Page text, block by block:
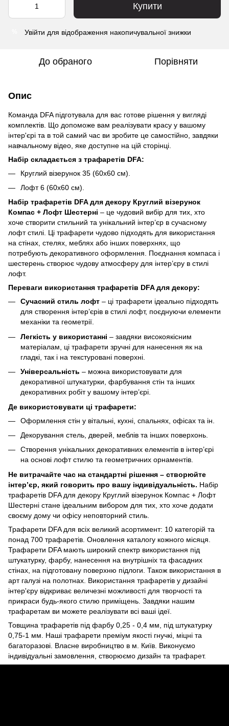
Купити
Увійти для відображення накопичувальної знижки
До обраного Порівняти
Опис
Команда DFA підготувала для вас готове рішення у вигляді
комплектів. Що допоможе вам реалізувати красу у вашому
інтер'єрі та в той самий час ви зробите це самостійно, завдяки
навчальному відео, яке доступне на цій сторінці.
Набір складається з трафаретів DFA:
Круглий візерунок 35 (60x60 см).
Лофт 6 (60x60 см).
Набір трафаретів DFA для декору Круглий візерунок
Компас + Лофт Шестерні – це чудовий вибір для тих, хто
хоче створити стильний та унікальний інтер’єр в сучасному
лофт стилі. Ці трафарети чудово підходять для використання
на стінах, стелях, меблях або інших поверхнях, що
потребують декоративного оформлення. Поєднання компаса і
шестерень створює чудову атмосферу для інтер’єру в стилі
лофт.
Переваги використання трафаретів DFA для декору:
Сучасний стиль лофт – ці трафарети ідеально підходять
для створення інтер’єрів в стилі лофт, поєднуючи елементи
механіки та геометрії.
Легкість у використанні – завдяки високоякісним
матеріалам, ці трафарети зручні для нанесення як на
гладкі, так і на текстуровані поверхні.
Універсальність – можна використовувати для
декоративної штукатурки, фарбування стін та інших
декоративних робіт у вашому інтер’єрі.
Де використовувати ці трафарети:
Оформлення стін у вітальні, кухні, спальнях, офісах та ін.
Декорування стель, дверей, меблів та інших поверхонь.
Створення унікальних декоративних елементів в інтер’єрі
на основі лофт стилю та геометричних орнаментів.
Не витрачайте час на стандартні рішення – створюйте
інтер’єр, який говорить про вашу індивідуальність. Набір
трафаретів DFA для декору Круглий візерунок Компас + Лофт
Шестерні стане ідеальним вибором для тих, хто хоче додати
своєму дому чи офісу неповторний стиль.
Трафарети DFA для всіх великий асортимент: 10 категорій та
понад 700 трафаретів. Оновлення каталогу кожного місяця.
Трафарети DFA мають широкий спектр використання під
штукатурку, фарбу, нанесення на внутрішніх та фасадних
стінах, на підготовану поверхню підлоги. Також використання в
арт галузі на полотнах. Використання трафаретів у дизайні
інтер'єру відкриває величезні можливості для творчості та
прикраси будь-якого стилю приміщень. Завдяки нашим
трафаретам ви можете реалізувати всі ваші ідеї.
Товщина трафаретів під фарбу 0,25 - 0,4 мм, під штукатурку
0,75-1 мм. Наші трафарети преміум якості гнучкі, міцні та
багаторазові. Власне виробництво в м. Київ. Виконуємо
індивідуальні замовлення, створюємо дизайн та трафарет.